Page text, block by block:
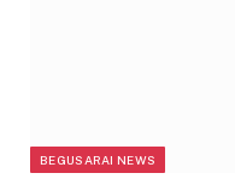
BEGUSARAI NEWS